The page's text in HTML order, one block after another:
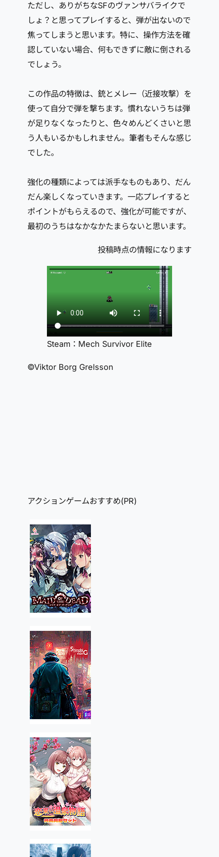
ただし、ありがちなSFのヴァンサバライクで
しょ？と思ってプレイすると、弾が出ないので
焦ってしまうと思います。特に、操作方法を確
認していない場合、何もできずに敵に倒される
でしょう。
この作品の特徴は、銃とメレー（近接攻撃）を
使って自分で弾を撃ちます。慣れないうちは弾
が足りなくなったりと、色々めんどくさいと思
う人もいるかもしれません。筆者もそんな感じ
でした。
強化の種類によっては派手なものもあり、だん
だん楽しくなっていきます。一応プレイすると
ポイントがもらえるので、強化が可能ですが、
最初のうちはなかなかたまらないと思います。
投稿時点の情報になります
Steam：Mech Survivor Elite
©Viktor Borg Grelsson
アクションゲームおすすめ(PR)